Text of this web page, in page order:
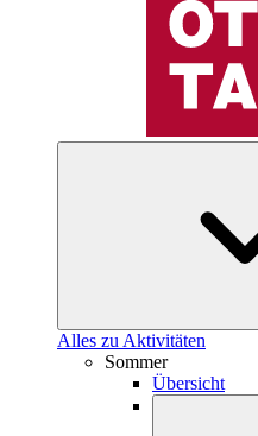
Alles zu Aktivitäten
Sommer
Übersicht